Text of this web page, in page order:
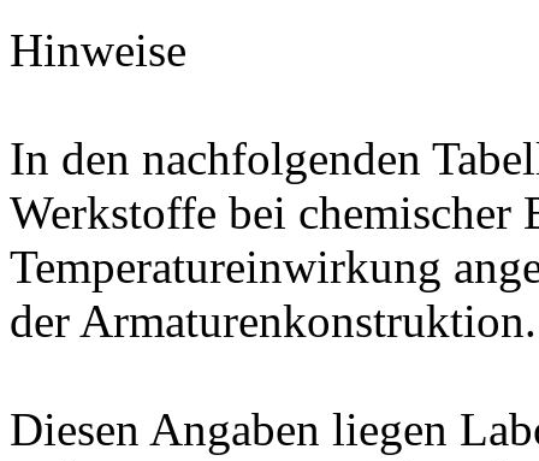
Hinweise
In den nachfolgenden
Werkstoffe bei chemischer
Temperatureinwirkung
der Armaturenkonstruktion.
Diesen Angaben liegen